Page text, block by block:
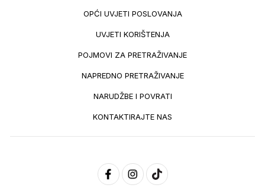
OPĆI UVJETI POSLOVANJA
UVJETI KORIŠTENJA
POJMOVI ZA PRETRAŽIVANJE
NAPREDNO PRETRAŽIVANJE
NARUDŽBE I POVRATI
KONTAKTIRAJTE NAS